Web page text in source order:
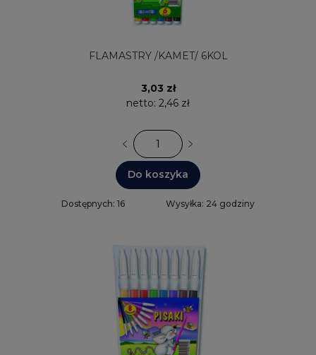
FLAMASTRY /KAMET/ 6KOL
3,03 zł
netto: 2,46 zł
Do koszyka
Dostępnych: 16 Wysyłka: 24 godziny